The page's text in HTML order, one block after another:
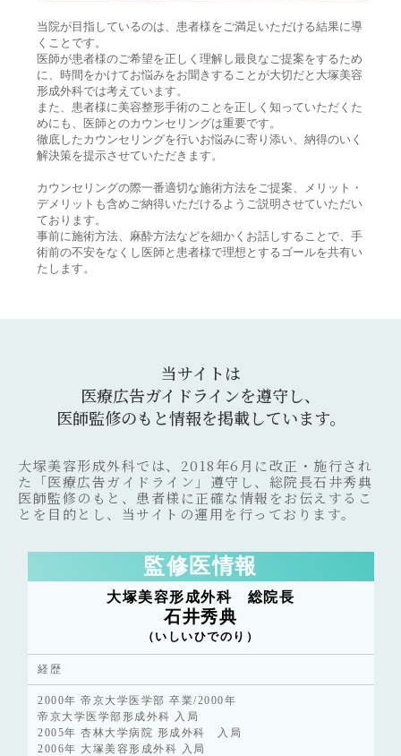
当院が目指しているのは、患者様をご満足いただける結果に導
くことです。
医師が患者様のご希望を正しく理解し最良なご提案をするため
に、時間をかけてお悩みをお聞きすることが大切だと大塚美容
形成外科では考えています。
また、患者様に美容整形手術のことを正しく知っていただくた
めにも、医師とのカウンセリングは重要です。
徹底したカウンセリングを行いお悩みに寄り添い、納得のいく
解決策を提示させていただきます。
カウンセリングの際一番適切な施術方法をご提案、メリット・
デメリットも含めご納得いただけるようご説明させていただい
ております。
事前に施術方法、麻酔方法などを細かくお話しすることで、手
術前の不安をなくし医師と患者様で理想とするゴールを共有い
たします。
当サイトは
医療広告ガイドラインを遵守し、
医師監修のもと情報を掲載しています。
大塚美容形成外科では、2018年6月に改正・施行され
た「医療広告ガイドライン」遵守し、総院長石井秀典
医師監修のもと、患者様に正確な情報をお伝えするこ
とを目的とし、当サイトの運用を行っております。
監修医情報
大塚美容形成外科 総院長
石井秀典
（いしいひでのり）
経歴
2000年 帝京大学医学部 卒業/2000年
帝京大学医学部形成外科 入局
2005年 杏林大学病院 形成外科 入局
2006年 大塚美容形成外科 入局